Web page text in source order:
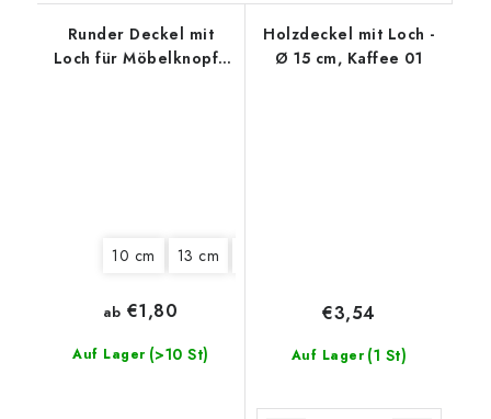
Runder Deckel mit
Loch für Möbelknopf -
10 cm 13 cm
Auf Lager (>10 St)
ab €1,80
Holzdeckel mit Loch -
Ø 15 cm, Kaffee 01
Auf Lager (1 St)
€3,54